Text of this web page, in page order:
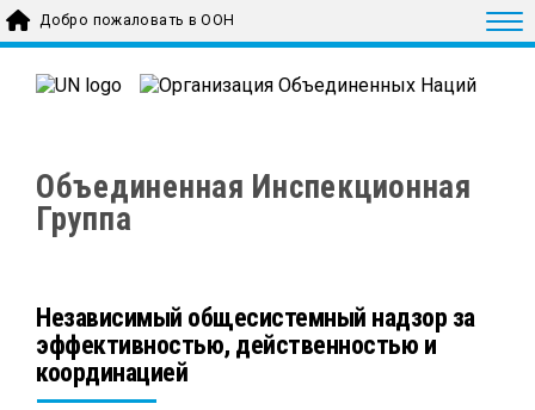
Skip to main content
Добро пожаловать в ООН
Объединенная Инспекционная
Группа
Независимый общесистемный надзор за
эффективностью, действенностью и
координацией